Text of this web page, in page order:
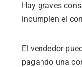
Hay graves
incumplen el
El vendedor
pagando una